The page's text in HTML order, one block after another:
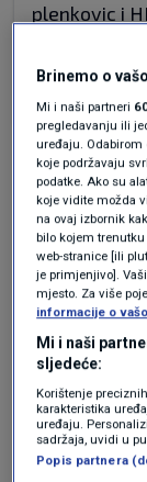
plenkovic i
Brinemo o
Mi i naši partneri
pregledavanju ili
uređaju. Odabirom
koje podržavaju
podatke. Ako su
koje vidite možda
na ovaj izbornik
bilo kojem
web-stranice [ili
je primjenjivo].
mjesto. Za više
informacije o
Mi i naši
sljedeće:
Korištenje
karakteristika
uređaju.
sadržaja, uvidi u
Popis partnera